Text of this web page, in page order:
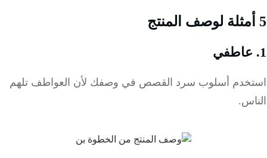
أسلوب سرد القصص في وصفك لأن العواطف تلهم